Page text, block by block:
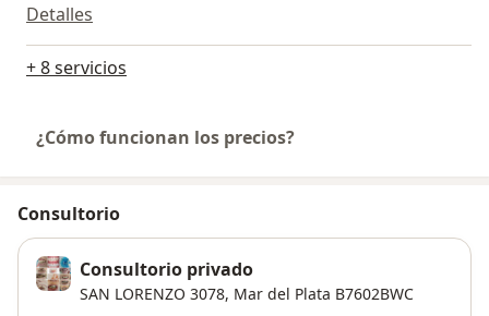
Detalles
+ 8 servicios
¿Cómo funcionan los precios?
Consultorio
Consultorio privado
SAN LORENZO 3078, Mar del Plata B7602BWC